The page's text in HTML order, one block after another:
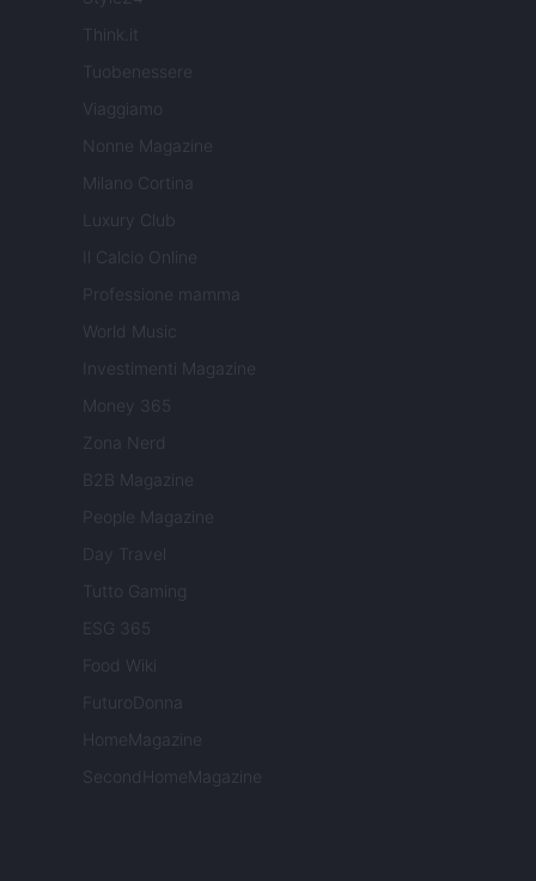
Think.it
Tuobenessere
Viaggiamo
Nonne Magazine
Milano Cortina
Luxury Club
Il Calcio Online
Professione mamma
World Music
Investimenti Magazine
Money 365
Zona Nerd
B2B Magazine
People Magazine
Day Travel
Tutto Gaming
ESG 365
Food Wiki
FuturoDonna
HomeMagazine
SecondHomeMagazine